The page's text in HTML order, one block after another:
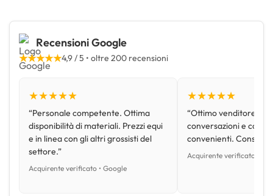
Recensioni Google
★★★★★4,9 / 5 • oltre 200 recensioni
★★★★★
“Personale competente. Ottima
disponibilità di materiali. Prezzi equi
e in linea con gli altri grossisti del
settore.”
Acquirente verificato • Google
★★★★★
“Ottimo venditore,
conversazioni e con
convenienti.
Acquirente verificato •